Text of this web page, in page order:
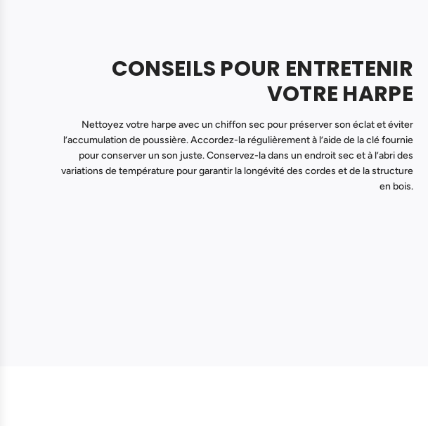
CONSEILS POUR ENTRETENIR
VOTRE HARPE
Nettoyez votre harpe avec un chiffon sec pour préserver son éclat et éviter
l’accumulation de poussière. Accordez-la régulièrement à l’aide de la clé fournie
pour conserver un son juste. Conservez-la dans un endroit sec et à l’abri des
variations de température pour garantir la longévité des cordes et de la structure
en bois.